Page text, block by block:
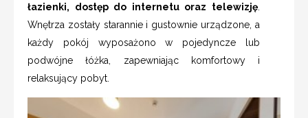
łazienki, dostęp do internetu oraz telewizję
Wnętrza zostały starannie i gustownie urządzone, a
każdy pokój wyposażono w pojedyncze lub
podwójne łóżka, zapewniając komfortowy i
relaksujący pobyt.